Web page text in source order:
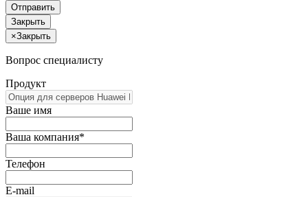
Отправить
Закрыть
×Закрыть
Вопрос специалисту
Продукт
Ваше имя
Ваша компания*
Телефон
E-mail